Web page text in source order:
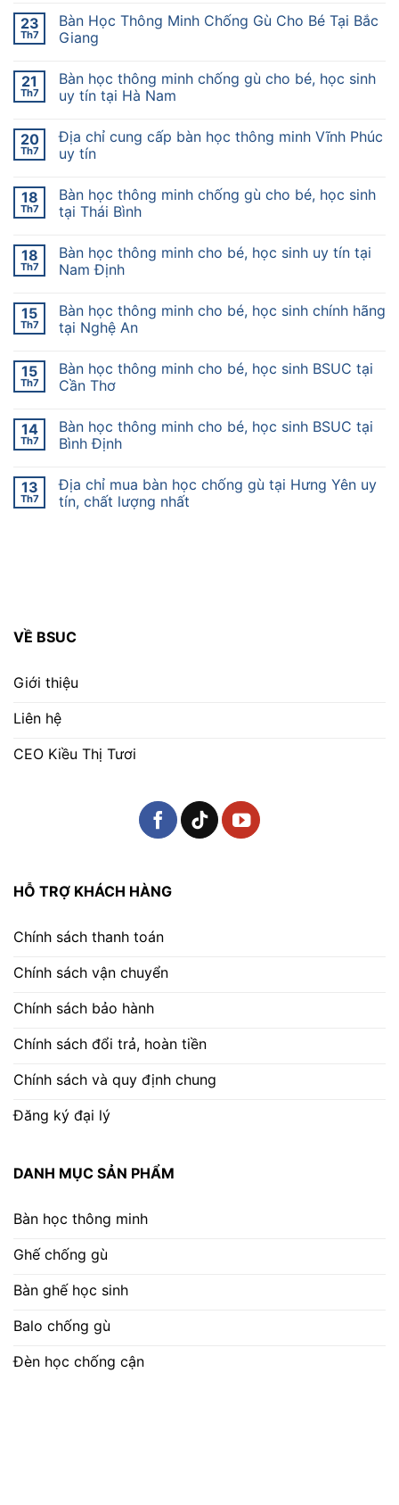
23
Th7
Bàn Học Thông Minh Chống Gù Cho Bé Tại Bắc
Giang
21
Th7
Bàn học thông minh chống gù cho bé, học sinh
uy tín tại Hà Nam
20
Th7
Địa chỉ cung cấp bàn học thông minh Vĩnh Phúc
uy tín
18
Th7
Bàn học thông minh chống gù cho bé, học sinh
tại Thái Bình
18
Th7
Bàn học thông minh cho bé, học sinh uy tín tại
Nam Định
15
Th7
Bàn học thông minh cho bé, học sinh chính hãng
tại Nghệ An
15
Th7
Bàn học thông minh cho bé, học sinh BSUC tại
Cần Thơ
14
Th7
Bàn học thông minh cho bé, học sinh BSUC tại
Bình Định
13
Th7
Địa chỉ mua bàn học chống gù tại Hưng Yên uy
tín, chất lượng nhất
VỀ BSUC
Giới thiệu
Liên hệ
CEO Kiều Thị Tươi
HỖ TRỢ KHÁCH HÀNG
Chính sách thanh toán
Chính sách vận chuyển
Chính sách bảo hành
Chính sách đổi trả, hoàn tiền
Chính sách và quy định chung
Đăng ký đại lý
DANH MỤC SẢN PHẨM
Bàn học thông minh
Ghế chống gù
Bàn ghế học sinh
Balo chống gù
Đèn học chống cận